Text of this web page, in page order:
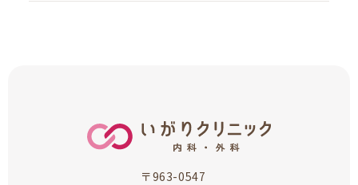
〒963-0547